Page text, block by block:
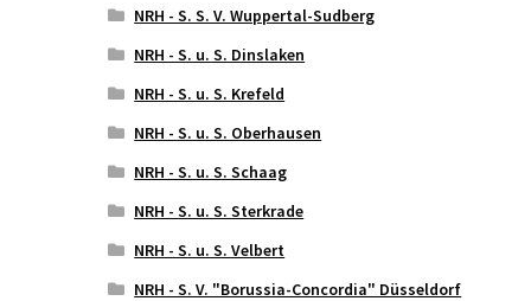
NRH - S. S. V. Wuppertal-Sudberg
NRH - S. u. S. Dinslaken
NRH - S. u. S. Krefeld
NRH - S. u. S. Oberhausen
NRH - S. u. S. Schaag
NRH - S. u. S. Sterkrade
NRH - S. u. S. Velbert
NRH - S. V. "Borussia-Concordia" Düsseldorf